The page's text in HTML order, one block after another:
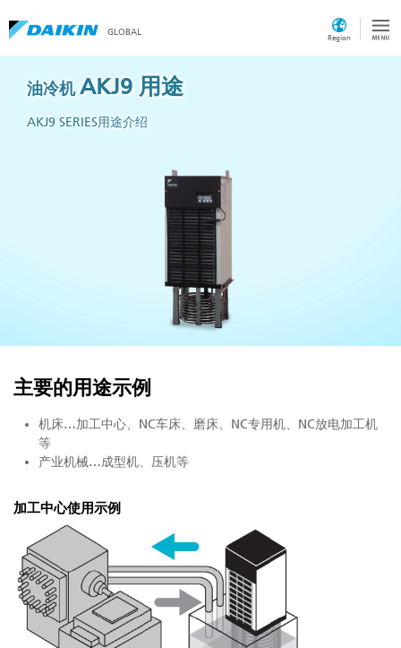
GLOBAL
Region
油冷机AKJ9 用途
AKJ9 SERIES用途介绍
主要的用途示例
机床…加工中心、NC车床、磨床、NC专用机、NC放电加工机
等
产业机械…成型机、压机等
加工中心使用示例